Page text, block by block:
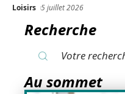
Loisirs 5 juillet 2026
Recherche
Au sommet